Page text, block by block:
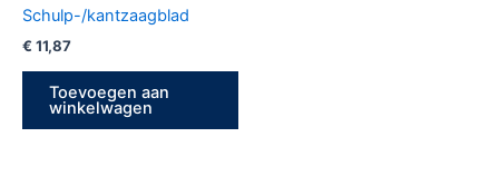
Schulp-/kantzaagblad
€ 11,87
Toevoegen aan
winkelwagen